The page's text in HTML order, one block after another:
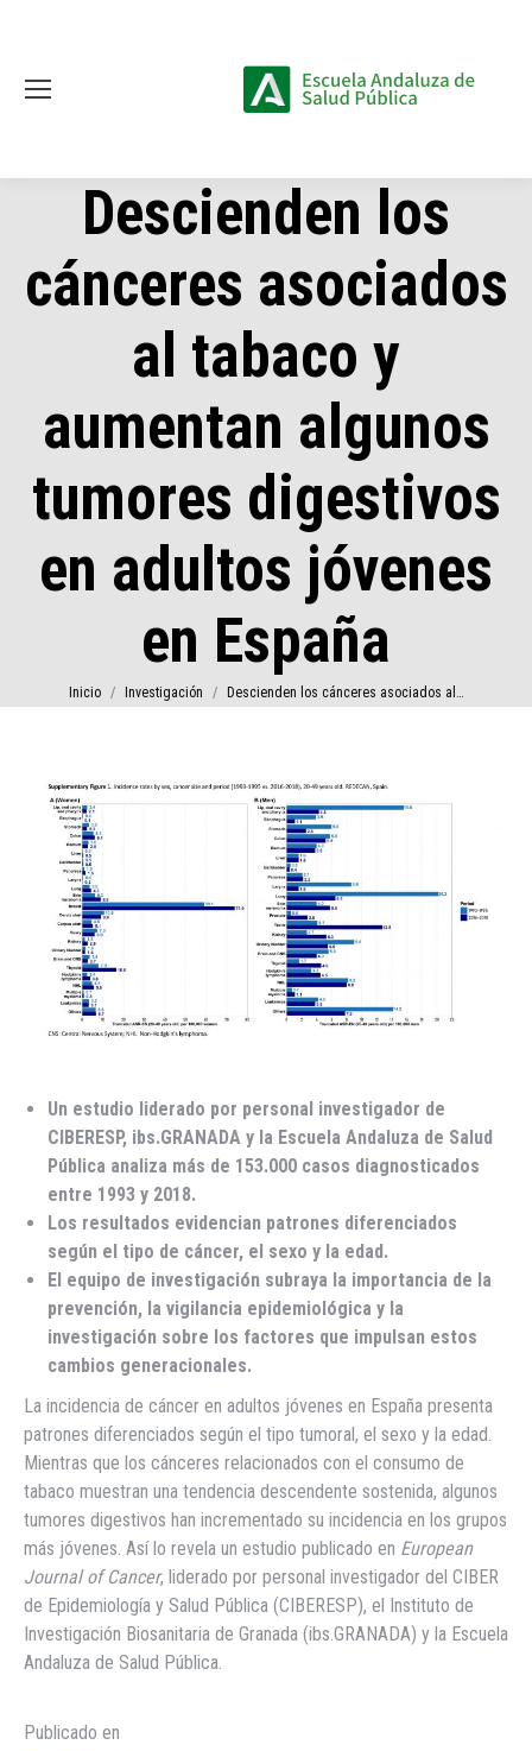
Descienden los
cánceres asociados
al tabaco y
aumentan algunos
tumores digestivos
en adultos jóvenes
en España
Estás aquí:
Inicio Investigación Descienden los cánceres asociados al…
Un estudio liderado por personal investigador de
CIBERESP, ibs.GRANADA y la Escuela Andaluza de Salud
Pública analiza más de 153.000 casos diagnosticados
entre 1993 y 2018.
Los resultados evidencian patrones diferenciados
según el tipo de cáncer, el sexo y la edad.
El equipo de investigación subraya la importancia de la
prevención, la vigilancia epidemiológica y la
investigación sobre los factores que impulsan estos
cambios generacionales.
La incidencia de cáncer en adultos jóvenes en España presenta
patrones diferenciados según el tipo tumoral, el sexo y la edad.
Mientras que los cánceres relacionados con el consumo de
tabaco muestran una tendencia descendente sostenida, algunos
tumores digestivos han incrementado su incidencia en los grupos
más jóvenes. Así lo revela un estudio publicado en European
Journal of Cancer, liderado por personal investigador del CIBER
de Epidemiología y Salud Pública (CIBERESP), el Instituto de
Investigación Biosanitaria de Granada (ibs.GRANADA) y la Escuela
Andaluza de Salud Pública.
Publicado en